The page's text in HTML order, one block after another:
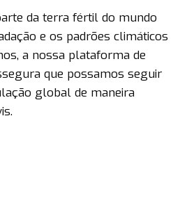
da terra fértil do mundo
e os padrões climáticos
a nossa plataforma de
que possamos seguir
global de maneira